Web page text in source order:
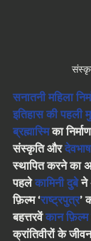
सनातनी महिला
इतिहास की पहली
ब्रह्मास्मि का
संस्कृति और
स्थापित करने का
पहले कामिनी दुबे ने
फ़िल्म ‘राष्ट्रपुत्र’
बहत्तरवें कान
क्रांतिवीरों के